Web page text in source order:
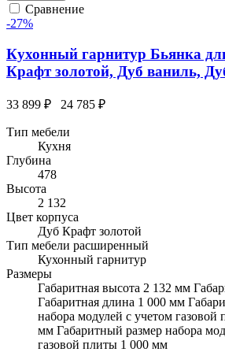
Сравнение
-27%
Кухонный гарнитур Бьянка
Крафт золотой, Дуб ваниль,
33 899 ₽ 24 785 ₽
Тип мебели
Кухня
Глубина
478
Высота
2 132
Цвет корпуса
Дуб Крафт золотой
Тип мебели расширенный
Кухонный гарнитур
Размеры
Габаритная высота 2 132 мм
Габаритная длина 1 000 мм
набора модулей с учетом
мм Габаритный размер набора
газовой плиты 1 000 мм